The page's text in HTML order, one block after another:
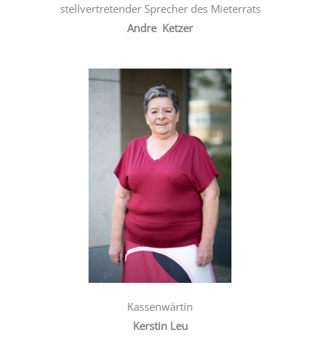
stellvertretender Sprecher des Mieterrats
Andre Ketzer
Kassenwärtin
Kerstin Leu